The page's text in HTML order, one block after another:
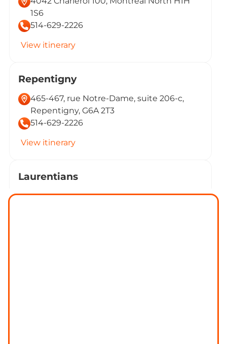
1S6
514-629-2226
View itinerary
Repentigny
465-467, rue Notre-Dame, suite 206-c,
Repentigny, G6A 2T3
514-629-2226
View itinerary
Laurentians
1074 Sainte-Adèle Blvd, Sainte-Adèle, J8B